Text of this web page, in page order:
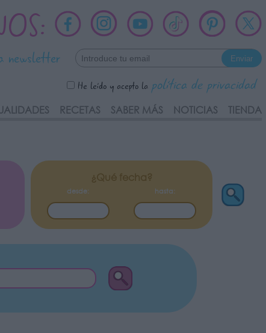
newsletter
He leído y acepto la política de privacidad
RECETAS SABER MÁS NOTICIAS TIENDA
desde: hasta: